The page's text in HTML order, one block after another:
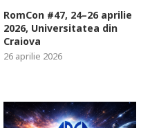
RomCon #47, 24–26 aprilie
2026, Universitatea din
Craiova
26 aprilie 2026